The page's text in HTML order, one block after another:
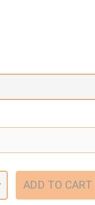
ADD TO CART